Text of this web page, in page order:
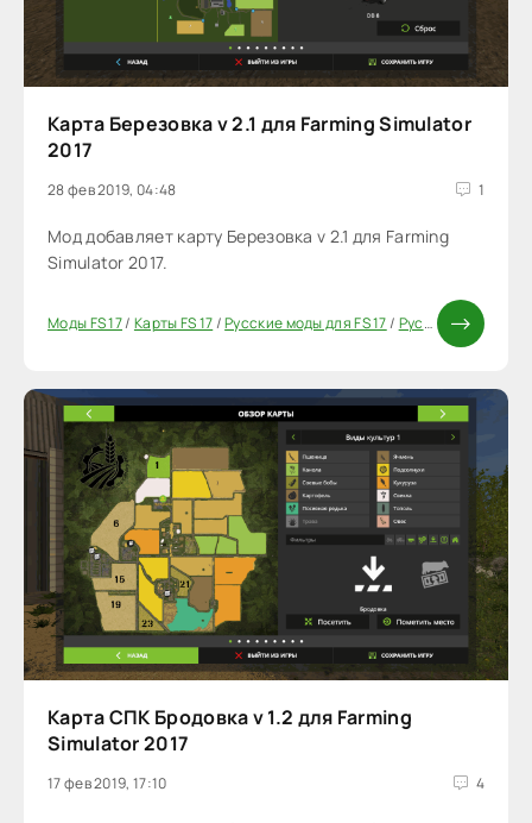
Карта Березовка v 2.1 для Farming Simulator
2017
28 фев 2019, 04:48 1
Мод добавляет карту Березовка v 2.1 для Farming
Simulator 2017.
Моды FS 17/ Карты FS 17/Русские моды для FS 17/ Русские карты для FS 17
Карта СПК Бродовка v 1.2 для Farming
Simulator 2017
17 фев 2019, 17:10 4